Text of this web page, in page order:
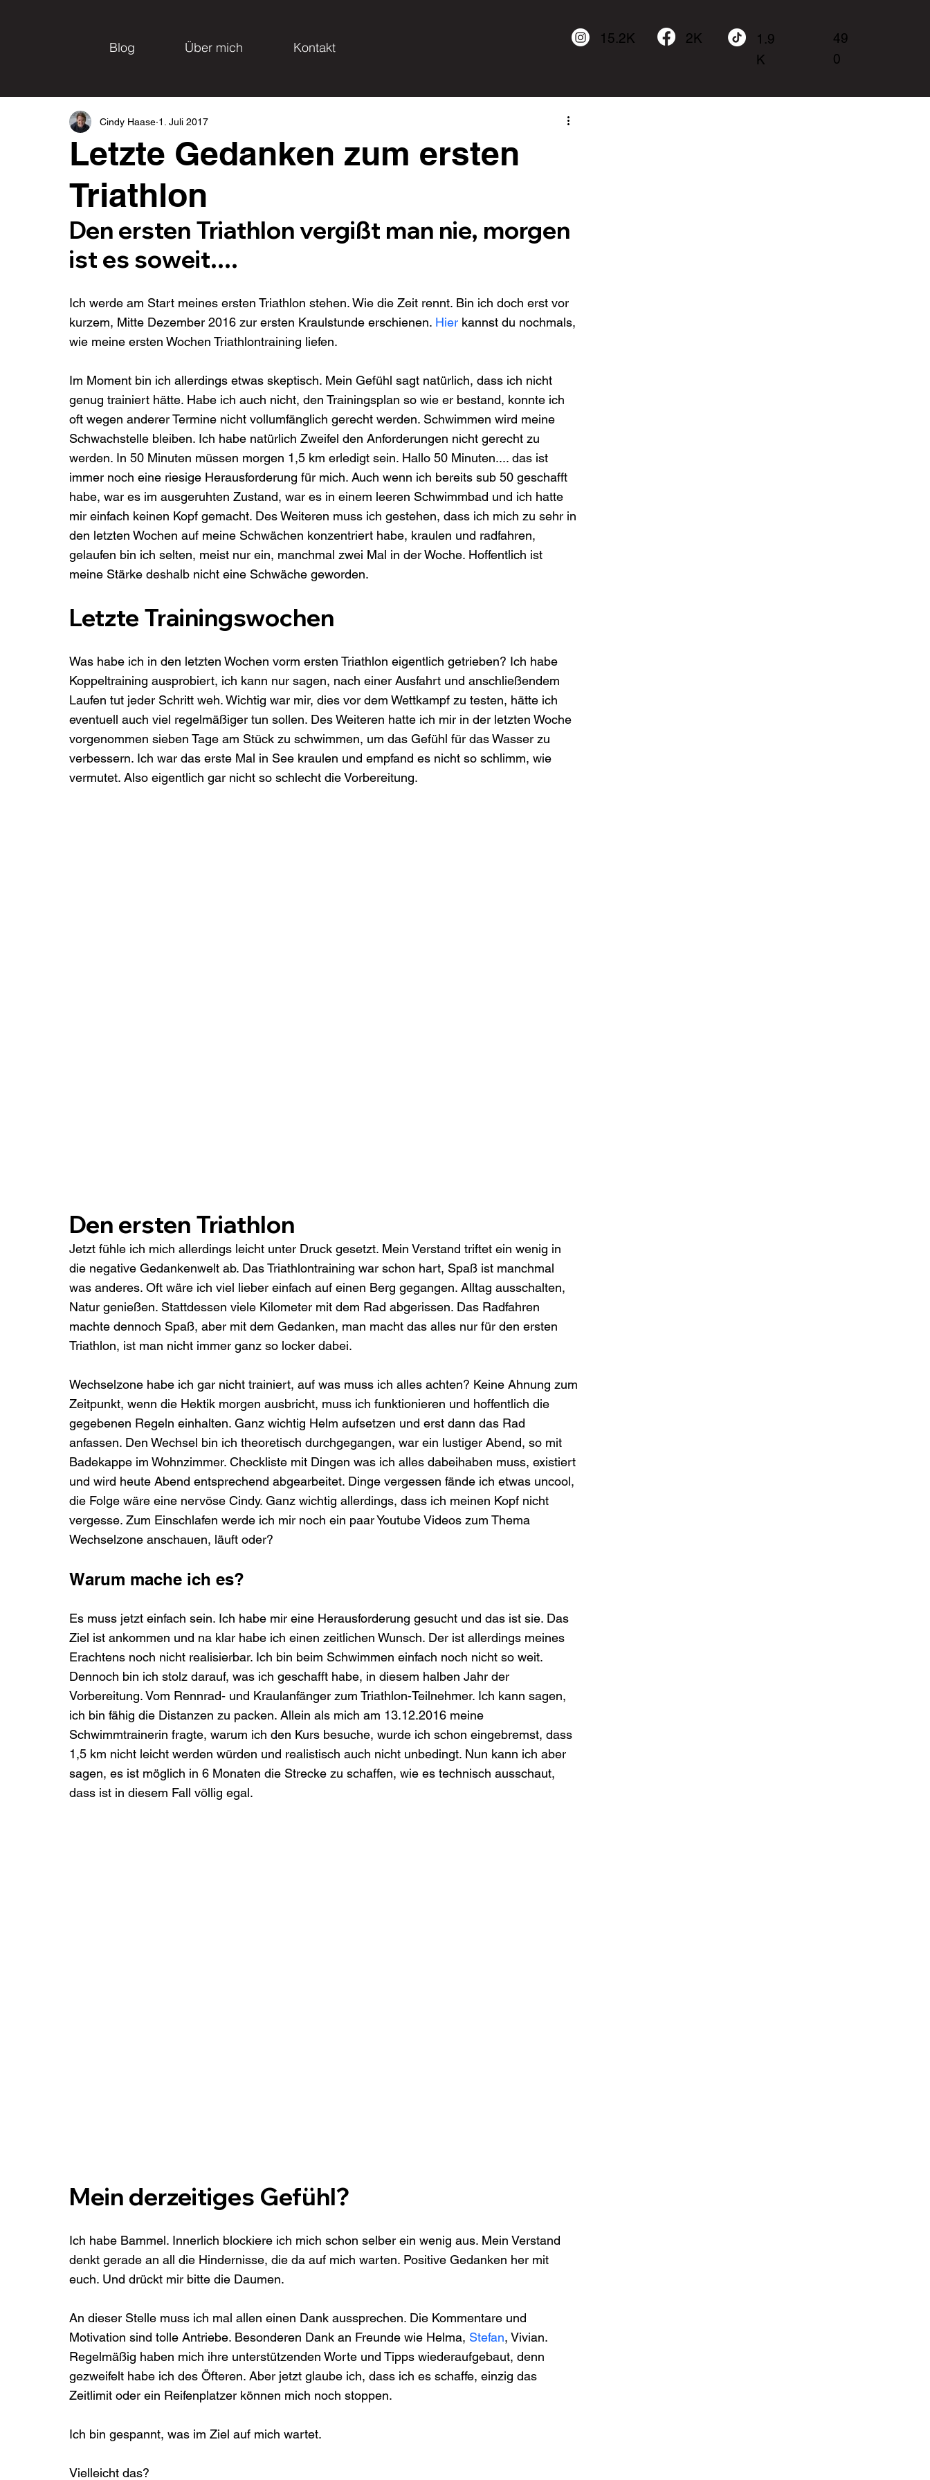
15.2K 2K
1.9
K
49
0
Blog Über mich Kontakt
Letzte Gedanken zum ersten
Triathlon
Cindy Haase 1. Juli 2017
Den ersten Triathlon vergißt man nie, morgen
ist es soweit....
Ich werde am Start meines ersten Triathlon stehen. Wie die Zeit rennt. Bin ich doch erst vor
kurzem, Mitte Dezember 2016 zur ersten Kraulstunde erschienen. Hier kannst du nochmals,
Im Moment bin ich allerdings etwas skeptisch. Mein Gefühl sagt natürlich, dass ich nicht
genug trainiert hätte. Habe ich auch nicht, den Trainingsplan so wie er bestand, konnte ich
oft wegen anderer Termine nicht vollumfänglich gerecht werden. Schwimmen wird meine
Schwachstelle bleiben. Ich habe natürlich Zweifel den Anforderungen nicht gerecht zu
werden. In 50 Minuten müssen morgen 1,5 km erledigt sein. Hallo 50 Minuten.... das ist
immer noch eine riesige Herausforderung für mich. Auch wenn ich bereits sub 50 geschafft
habe, war es im ausgeruhten Zustand, war es in einem leeren Schwimmbad und ich hatte
mir einfach keinen Kopf gemacht. Des Weiteren muss ich gestehen, dass ich mich zu sehr in
den letzten Wochen auf meine Schwächen konzentriert habe, kraulen und radfahren,
gelaufen bin ich selten, meist nur ein, manchmal zwei Mal in der Woche. Hoffentlich ist
meine Stärke deshalb nicht eine Schwäche geworden.
Letzte Trainingswochen
Was habe ich in den letzten Wochen vorm ersten Triathlon eigentlich getrieben? Ich habe
Koppeltraining ausprobiert, ich kann nur sagen, nach einer Ausfahrt und anschließendem
Laufen tut jeder Schritt weh. Wichtig war mir, dies vor dem Wettkampf zu testen, hätte ich
eventuell auch viel regelmäßiger tun sollen. Des Weiteren hatte ich mir in der letzten Woche
vorgenommen sieben Tage am Stück zu schwimmen, um das Gefühl für das Wasser zu
verbessern. Ich war das erste Mal in See kraulen und empfand es nicht so schlimm, wie
vermutet. Also eigentlich gar nicht so schlecht die Vorbereitung.
Den ersten Triathlon
Jetzt fühle ich mich allerdings leicht unter Druck gesetzt. Mein Verstand triftet ein wenig in
die negative Gedankenwelt ab. Das Triathlontraining war schon hart, Spaß ist manchmal
was anderes. Oft wäre ich viel lieber einfach auf einen Berg gegangen. Alltag ausschalten,
Natur genießen. Stattdessen viele Kilometer mit dem Rad abgerissen. Das Radfahren
machte dennoch Spaß, aber mit dem Gedanken, man macht das alles nur für den ersten
Triathlon, ist man nicht immer ganz so locker dabei.
Wechselzone habe ich gar nicht trainiert, auf was muss ich alles achten? Keine Ahnung zum
Zeitpunkt, wenn die Hektik morgen ausbricht, muss ich funktionieren und hoffentlich die
gegebenen Regeln einhalten. Ganz wichtig Helm aufsetzen und erst dann das Rad
anfassen. Den Wechsel bin ich theoretisch durchgegangen, war ein lustiger Abend, so mit
Badekappe im Wohnzimmer. Checkliste mit Dingen was ich alles dabeihaben muss, existiert
und wird heute Abend entsprechend abgearbeitet. Dinge vergessen fände ich etwas uncool,
die Folge wäre eine nervöse Cindy. Ganz wichtig allerdings, dass ich meinen Kopf nicht
vergesse. Zum Einschlafen werde ich mir noch ein paar Youtube Videos zum Thema
Wechselzone anschauen, läuft oder?
Warum mache ich es?
Es muss jetzt einfach sein. Ich habe mir eine Herausforderung gesucht und das ist sie. Das
Ziel ist ankommen und na klar habe ich einen zeitlichen Wunsch. Der ist allerdings meines
Erachtens noch nicht realisierbar. Ich bin beim Schwimmen einfach noch nicht so weit.
Dennoch bin ich stolz darauf, was ich geschafft habe, in diesem halben Jahr der
Vorbereitung. Vom Rennrad- und Kraulanfänger zum Triathlon-Teilnehmer. Ich kann sagen,
ich bin fähig die Distanzen zu packen. Allein als mich am 13.12.2016 meine
Schwimmtrainerin fragte, warum ich den Kurs besuche, wurde ich schon eingebremst, dass
1,5 km nicht leicht werden würden und realistisch auch nicht unbedingt. Nun kann ich aber
sagen, es ist möglich in 6 Monaten die Strecke zu schaffen, wie es technisch ausschaut,
dass ist in diesem Fall völlig egal.
Mein derzeitiges Gefühl?
Ich habe Bammel. Innerlich blockiere ich mich schon selber ein wenig aus. Mein Verstand
denkt gerade an all die Hindernisse, die da auf mich warten. Positive Gedanken her mit
euch. Und drückt mir bitte die Daumen.
An dieser Stelle muss ich mal allen einen Dank aussprechen. Die Kommentare und
Motivation sind tolle Antriebe. Besonderen Dank an Freunde wie Helma, Stefan, Vivian.
Regelmäßig haben mich ihre unterstützenden Worte und Tipps wiederaufgebaut, denn
gezweifelt habe ich des Öfteren. Aber jetzt glaube ich, dass ich es schaffe, einzig das
Zeitlimit oder ein Reifenplatzer können mich noch stoppen.
Ich bin gespannt, was im Ziel auf mich wartet.
Vielleicht das?